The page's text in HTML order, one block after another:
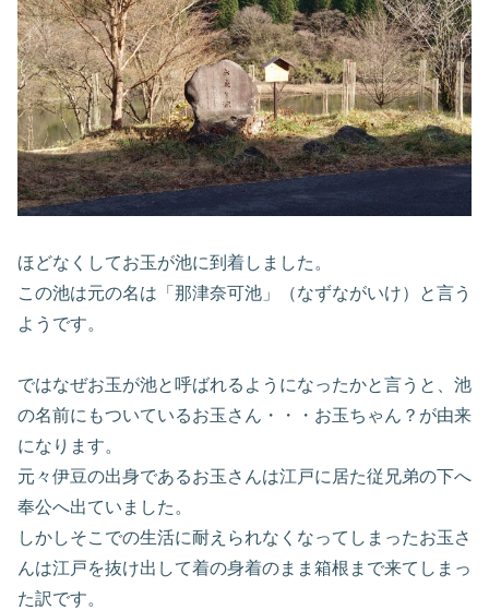
ほどなくしてお玉が池に到着しました。
この池は元の名は「那津奈可池」（なずながいけ）と言う
ようです。
ではなぜお玉が池と呼ばれるようになったかと言うと、池
の名前にもついているお玉さん・・・お玉ちゃん？が由来
になります。
元々伊豆の出身であるお玉さんは江戸に居た従兄弟の下へ
奉公へ出ていました。
しかしそこでの生活に耐えられなくなってしまったお玉さ
んは江戸を抜け出して着の身着のまま箱根まで来てしまっ
た訳です。